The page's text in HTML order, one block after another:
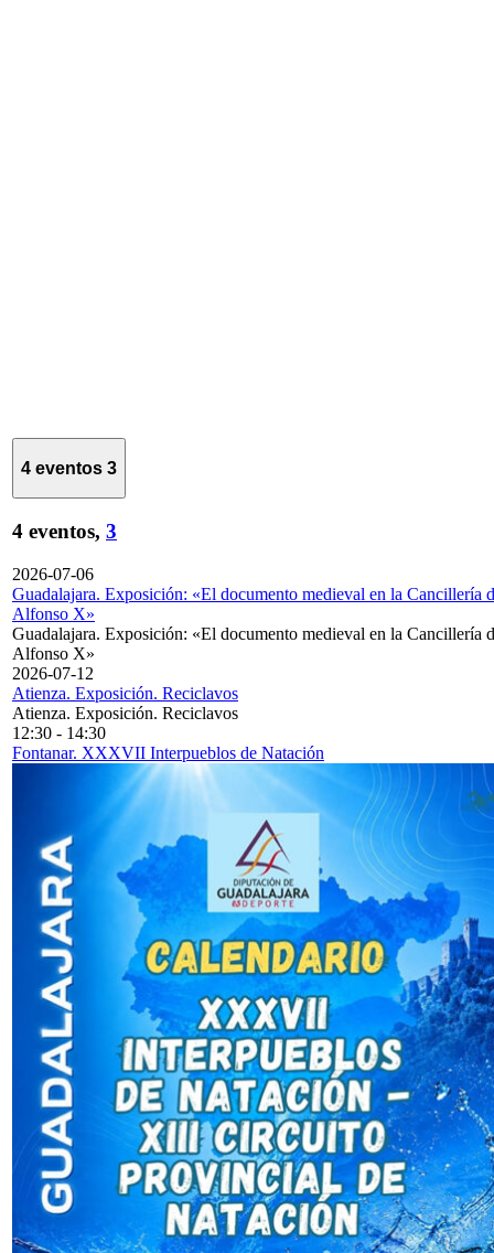
4 eventos 3
4 eventos, 3
2026-07-06
Guadalajara. Exposición: «El documento medieval en la Cancillería
Alfonso X»
Guadalajara. Exposición: «El documento medieval en la Cancillería
Alfonso X»
2026-07-12
Atienza. Exposición. Reciclavos
Atienza. Exposición. Reciclavos
12:30 - 14:30
Fontanar. XXXVII Interpueblos de Natación